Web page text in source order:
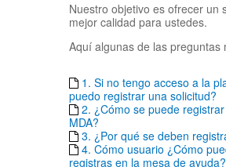
Nuestro objetivo es ofrecer un
mejor calidad para ustedes.
Aquí algunas de las
1. Si no tengo acceso a la
puedo registrar una solicitud?
2. ¿Cómo se puede
MDA?
3. ¿Por qué se deben
4. Cómo usuario ¿Cómo
registras en la mesa de ayuda?